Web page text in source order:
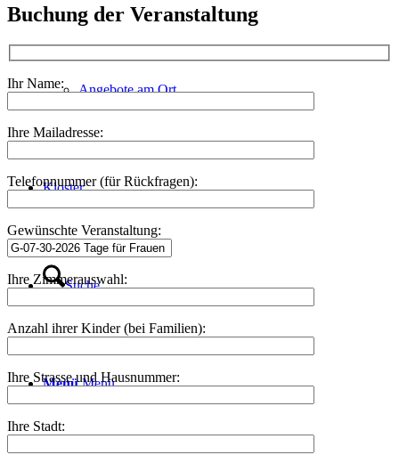
Angebote am Ort
Kloster
Suche
Menü Menü
Buchung der Veranstaltung
Ihr Name:
Ihre Mailadresse:
Telefonnummer (für Rückfragen):
Gewünschte Veranstaltung:
Ihre Zimmerauswahl:
Anzahl ihrer Kinder (bei Familien):
Ihre Strasse und Hausnummer:
Ihre Stadt: